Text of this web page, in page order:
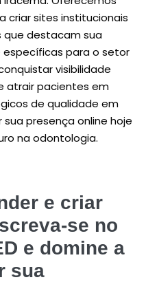
criar sites institucionais
que destacam sua
específicas para o setor
visibilidade
atrair pacientes em
de qualidade em
presença online hoje
na odontologia.
e criar
se no
e domine a
sua